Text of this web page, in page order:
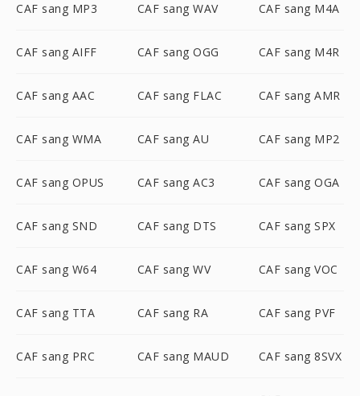
CAF sang MP3 CAF sang WAV CAF sang M4A
CAF sang AIFF CAF sang OGG CAF sang M4R
CAF sang AAC CAF sang FLAC CAF sang AMR
CAF sang WMA CAF sang AU CAF sang MP2
CAF sang OPUS CAF sang AC3 CAF sang OGA
CAF sang SND CAF sang DTS CAF sang SPX
CAF sang W64 CAF sang WV CAF sang VOC
CAF sang TTA CAF sang RA CAF sang PVF
CAF sang PRC CAF sang MAUD CAF sang 8SVX